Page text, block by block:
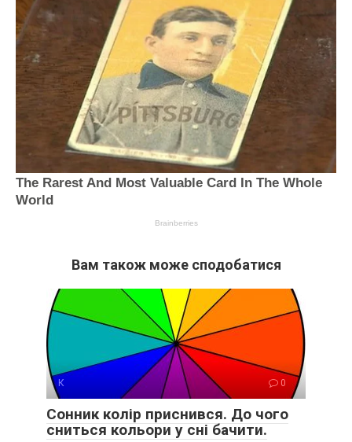
Вам також може сподобатися
К 0
Сонник колір приснився. До чого
сниться кольори у сні бачити.